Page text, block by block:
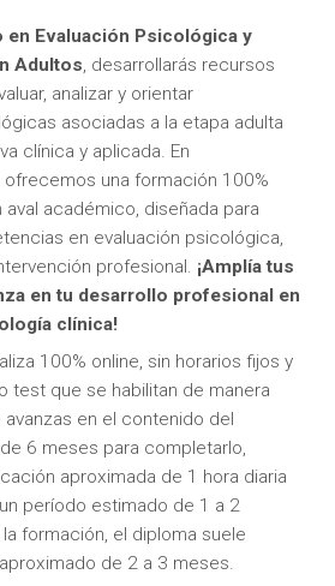
en Evaluación Psicológica y
Adultos , desarrollarás recursos
analizar y orientar
asociadas a la etapa adulta
clínica y aplicada. En
ofrecemos una formación 100%
académico, diseñada para
en evaluación psicológica,
profesional. ¡Amplía tus
en tu desarrollo profesional en
clínica!
100% online, sin horarios fijos y
test que se habilitan de manera
en el contenido del
6 meses para completarlo,
aproximada de 1 hora diaria
período estimado de 1 a 2
formación, el diploma suele
de 2 a 3 meses.